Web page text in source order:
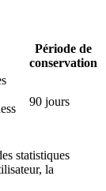
Période de
conservation
90 jours
statistiques
la